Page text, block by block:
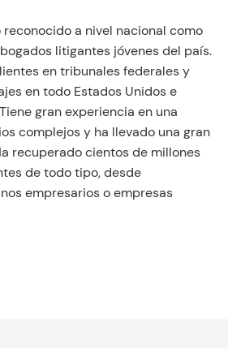
a nivel nacional como
litigantes jóvenes del país.
en tribunales federales y
en todo Estados Unidos e
gran experiencia en una
complejos y ha llevado una gran
recuperado cientos de millones
de todo tipo, desde
empresarios o empresas